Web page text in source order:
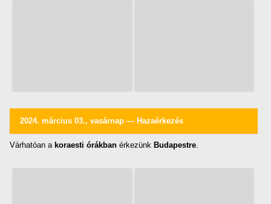
2024. március 03., vasárnap — Hazaérkezés
Várhatóan a koraesti órákban érkezünk Budapestre